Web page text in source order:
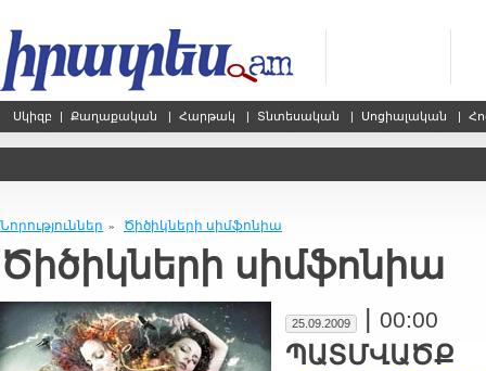
Սկիզբ | Քաղաքական | Հարթակ | Տնտեսական | Սոցիալական |
Նորություններ » Ծիծիկների սիմֆոնիա
Ծիծիկների սիմֆոնիա
25.09.2009 00:00
ՊԱՏՄՎԱԾՔ